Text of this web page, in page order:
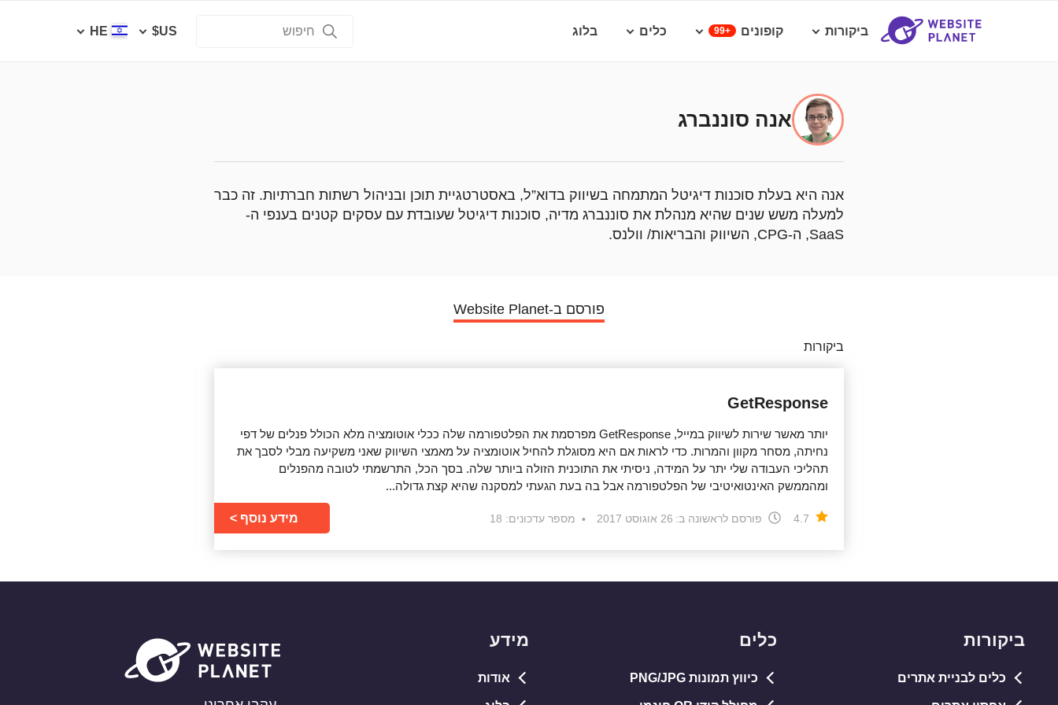
ביקורות קופונים 99+ כלים בלוג US$
HE
אנה סוננברג
אנה היא בעלת סוכנות דיגיטל המתמחה בשיווק בדוא”ל, באסטרטגיית תוכן ובניהול רשתות חברתיות. זה כבר
למעלה משש שנים שהיא מנהלת את סוננברג מדיה, סוכנות דיגיטל שעובדת עם עסקים קטנים בענפי ה-
SaaS, ה-CPG, השיווק והבריאות/ וולנס.
פורסם ב-Website Planet
ביקורות
GetResponse
יותר מאשר שירות לשיווק במייל, GetResponse מפרסמת את הפלטפורמה שלה ככלי אוטומציה מלא הכולל פנלים של דפי
נחיתה, מסחר מקוון והמרות. כדי לראות אם היא מסוגלת להחיל אוטומציה על מאמצי השיווק שאני משקיעה מבלי לסבך את
תהליכי העבודה שלי יתר על המידה, ניסיתי את התוכנית הזולה ביותר שלה. בסך הכל, התרשמתי לטובה מהפנלים
ומהממשק האינטואיטיבי של הפלטפורמה אבל בה בעת הגעתי למסקנה שהיא קצת גדולה...
4.7 פורסם לראשונה ב: 26 אוגוסט 2017 מספר עדכונים: 18 מידע נוסף
ביקורות
כלים לבניית אתרים
כלים
כיווץ תמונות PNG/JPG
מידע
אודות